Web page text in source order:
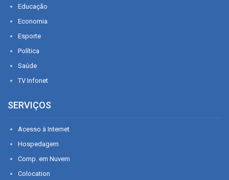
Educação
Economia
Esporte
Política
Saúde
TV Infonet
SERVIÇOS
Acesso à Internet
Hospedagem
Comp. em Nuvem
Colocation